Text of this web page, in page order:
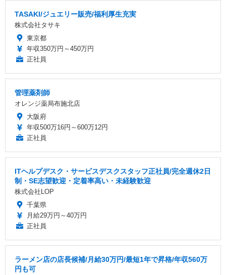
TASAKI/ジュエリー販売/福利厚生充実
株式会社タサキ
東京都
年収350万円～450万円
正社員
管理薬剤師
オレンジ薬局布施北店
大阪府
年収500万16円～600万12円
正社員
ITヘルプデスク・サービスデスクスタッフ正社員/完全週休2日
制・SE志望歓迎・定着率高い・未経験歓迎
株式会社LOP
千葉県
月給29万円～40万円
正社員
ラーメン店の店長候補/月給30万円/最短1年で昇格/年収560万
円も可